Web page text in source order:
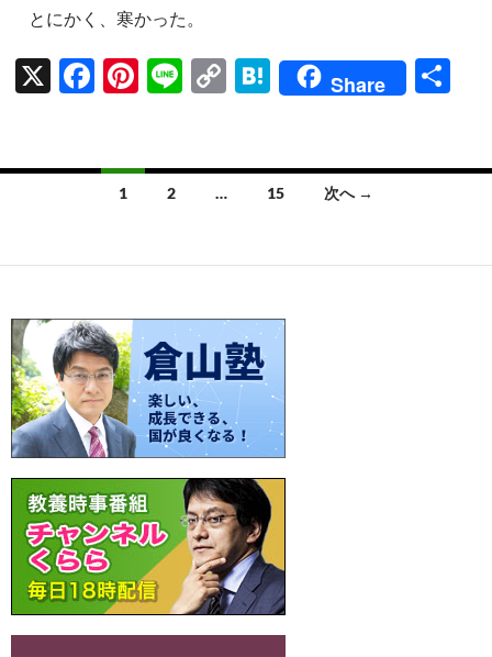
とにかく、寒かった。
X
F
b
Pi
es
Li
C
y
H
n
Share
ナ
ゲ
ー
シ
ョ
ン
1 2 … 15 次へ →